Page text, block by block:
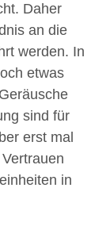
Daher
an die
werden. In
etwas
sind für
erst mal
in